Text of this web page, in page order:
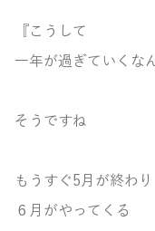
『こうして
一年が過ぎていくな
そうですね
もうすぐ5月が終わり
６月がやってくる